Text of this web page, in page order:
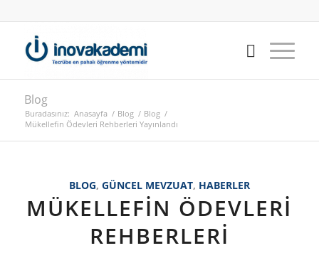
Blog
Buradasınız: Anasayfa / Blog / Blog /
Mükellefin Ödevleri Rehberleri Yayınlandı
BLOG, GÜNCEL MEVZUAT, HABERLER
MÜKELLEFIN ÖDEVLERI
REHBERLERI